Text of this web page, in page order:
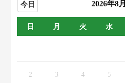
2026年8月
日 月 火 水
2 3 4 5